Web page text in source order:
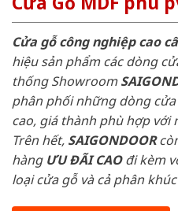
Cửa gỗ công nghiệp cao
hiệu sản phẩm các dòng
thống Showroom
phân phối những dòng
cao, giá thành phù hợp với
Trên hết, SAIGONDOOR
hàng ƯU ĐÃI CAOđi kèm
loại cửa gỗ và cả phân